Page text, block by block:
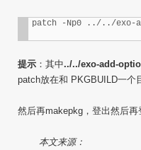
提示 ：其中../../exo-add-
patch放在和 PKGBUILD一个
然后再makepkg，登出然后再
本文来源：